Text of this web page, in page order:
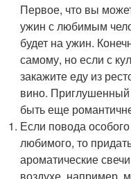
Первое, что вы
ужин с любимым
будет на ужин.
самому, но если с
закажите еду из
вино. Приглушенный
быть еще
Если повода
любимого, то
ароматические
воздухе, например,